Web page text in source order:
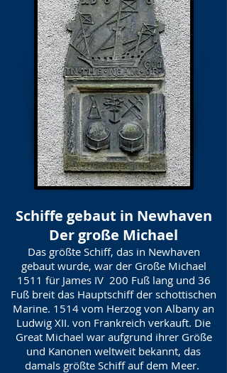
Schiffe gebaut in Newhaven
Der große Michael
Das größte Schiff, das in Newhaven
gebaut wurde, war der Große Michael
1511 für James IV 200 Fuß lang und 36
Fuß breit das Hauptschiff der schottischen
Marine. 1514 vom Herzog von Albany an
Ludwig XII. von Frankreich verkauft. Die
Great Michael war aufgrund ihrer Größe
und Kanonen weltweit bekannt, das
damals größte Schiff auf dem Meer.